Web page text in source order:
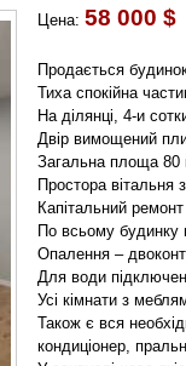
Цена: 58 000 $
Продається
Тиха спокійна
На ділянці, 4-и
Двір вимощений
Загальна площа 80
Простора вітальня
Капітальний
По всьому будинку
Опалення –
Для води
Усі кімнати з
Також є вся
кондиціонер,